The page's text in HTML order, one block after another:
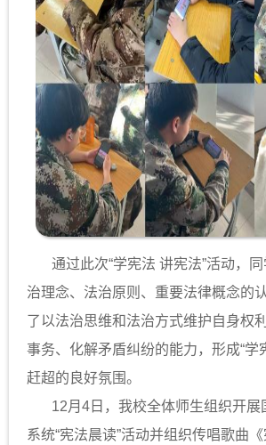
通过此次“学宪法 讲宪法”活动，同
治理念、法治原则、重要法律概念的
了以法治思维和法治方式维护自身权
事务、化解矛盾纠纷的能力，形成“学
赶超的良好氛围。
12月4日，我校全体师生组织开展
系统“宪法晨读”活动并组织传唱歌曲